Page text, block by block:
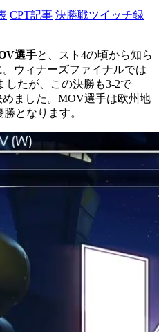
CPT記事 決勝戦ツイッチ録
選手と、スト4の頃から知ら
。ウィナーズファイナルでは
したが、この決勝も3-2で
ました。MOV選手は欧州地
となります。